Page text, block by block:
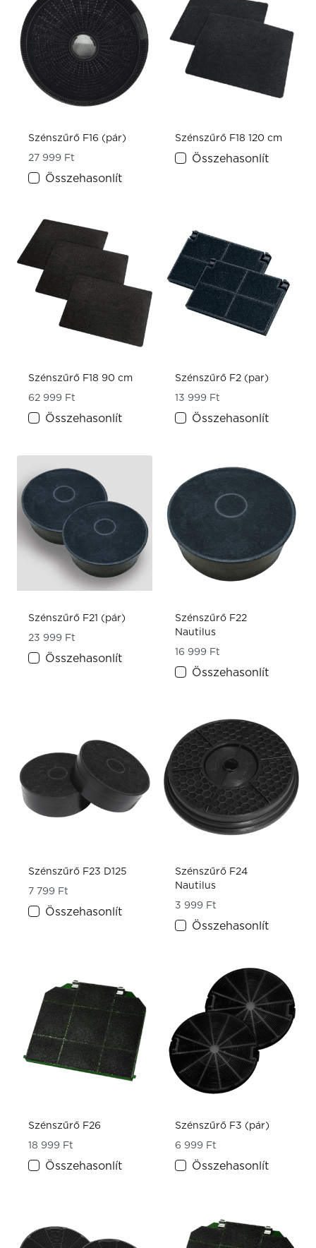
Szénszűrő F16 (pár)
27 999 Ft
Összehasonlít
Szénszűrő F18 120 cm
Összehasonlít
Szénszűrő F18 90 cm
62 999 Ft
Összehasonlít
Szénszűrő F2 (par)
13 999 Ft
Összehasonlít
Szénszűrő F21 (pár)
23 999 Ft
Összehasonlít
Szénszűrő F22
Nautilus
16 999 Ft
Összehasonlít
Szénszűrő F23 D125
7 799 Ft
Összehasonlít
Szénszűrő F24
Nautilus
3 999 Ft
Összehasonlít
Szénszűrő F26
18 999 Ft
Összehasonlít
Szénszűrő F3 (pár)
6 999 Ft
Összehasonlít